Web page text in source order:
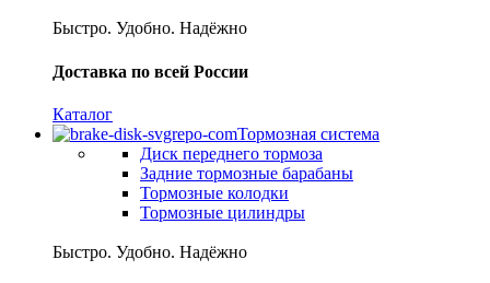
Быстро. Удобно. Надёжно
Доставка по всей России
Каталог
Тормозная система
Диск переднего тормоза
Задние тормозные барабаны
Тормозные колодки
Тормозные цилиндры
Быстро. Удобно. Надёжно